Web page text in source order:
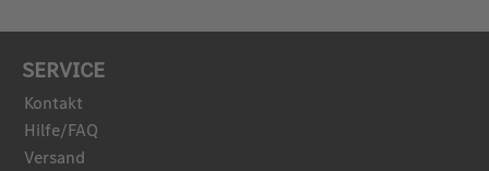
SERVICE
Kontakt
Hilfe/FAQ
Versand